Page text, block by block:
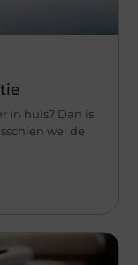
in huis? Dan is
wel de